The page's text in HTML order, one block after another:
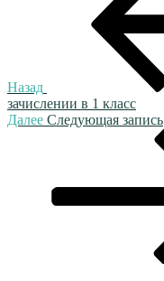
Назад
зачислении в 1 класс
Следующая
Далее Следующая запись